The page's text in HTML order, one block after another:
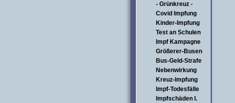
- Grünkreuz -
Covid Impfung
Kinder-Impfung
Test an Schulen
Impf Kampagne
Größerer-Busen
Bus-Geld-Strafe
Nebenwirkung
Kreuz-Impfung
Impf-Todesfälle
Impfschäden I.